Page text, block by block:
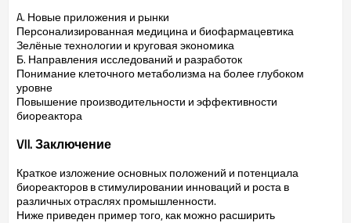
A. Новые приложения и рынки
Персонализированная медицина и биофармацевтика
Зелёные технологии и круговая экономика
Б. Направления исследований и разработок
Понимание клеточного метаболизма на более глубоком
уровне
Повышение производительности и эффективности
биореактора
VII. Заключение
Краткое изложение основных положений и потенциала
биореакторов в стимулировании инноваций и роста в
различных отраслях промышленности.
Ниже приведен пример того, как можно расширить